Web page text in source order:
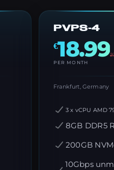
PVPS-4
€18.99
PER MONTH
Frankfurt, Germany
3 x vCPU AMD
8GB DDR5
200GB
10Gbps